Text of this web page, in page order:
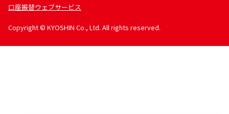
口座振替ウェブサービス
Copyright © KYOSHIN Co., Ltd. All rights reserved.